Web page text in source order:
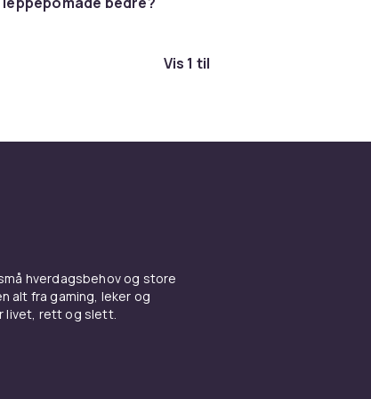
Vis 1 til
hverdagsbehov og store
alt fra gaming, leker og
livet, rett og slett.